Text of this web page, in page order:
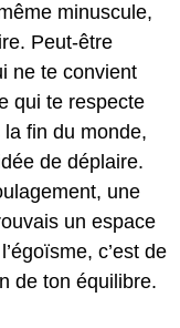
minuscule,
Peut-être
ne te convient
qui te respecte
la fin du monde,
de déplaire.
une
un espace
c’est de
de ton équilibre.